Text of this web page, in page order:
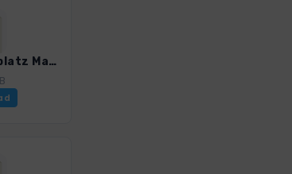
Men_22_Flugplatz Mao_0259_2.gpx